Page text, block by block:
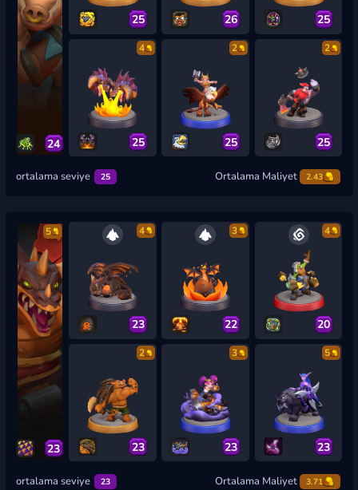
24
25 26 25
4
25
2
25
2
25
ortalama seviye 25 Ortalama Maliyet 2.43
5
23
4
23
3
22
4
20
2
23
3
23
5
23
ortalama seviye 23 Ortalama Maliyet 3.71